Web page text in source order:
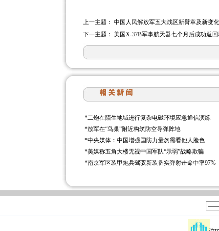
上一主题： 中国人民解放军五大战区新臂章及新变
下一主题： 美国X-37B军事航天器七个月后成功返
*二炮在陌生地域进行复杂电磁环境应急通信演练
*放军在“鸟巢”附近构筑防空导弹阵地
*中央媒体：中国增强国防力量勿需看他人脸色
*美媒称五角大楼无视中国军队“示弱”战略欺骗
*南京军区装甲炮兵驾驭新装备实弹射击命中率97%